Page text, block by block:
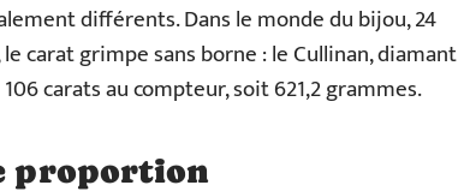
différents. Dans le monde du bijou, 24
carat grimpe sans borne : le Cullinan, diamant
carats au compteur, soit 621,2 grammes.
proportion